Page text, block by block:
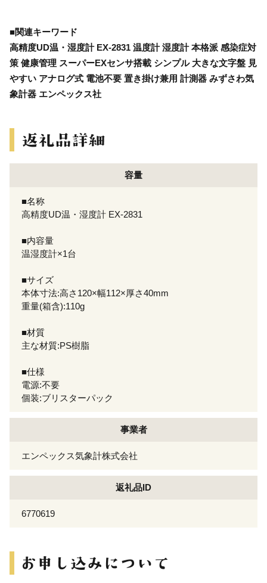
■関連キーワード
高精度UD温・湿度計 EX-2831 温度計 湿度計 本格派 感染症対
策 健康管理 スーパーEXセンサ搭載 シンプル 大きな文字盤 見
やすい アナログ式 電池不要 置き掛け兼用 計測器 みずさわ気
象計器 エンペックス社
容量
■名称
高精度UD温・湿度計 EX-2831
■内容量
温湿度計×1台
■サイズ
本体寸法:高さ120×幅112×厚さ40mm
重量(箱含):110g
■材質
主な材質:PS樹脂
■仕様
電源:不要
個装:ブリスターパック
事業者
エンペックス気象計株式会社
返礼品ID
6770619